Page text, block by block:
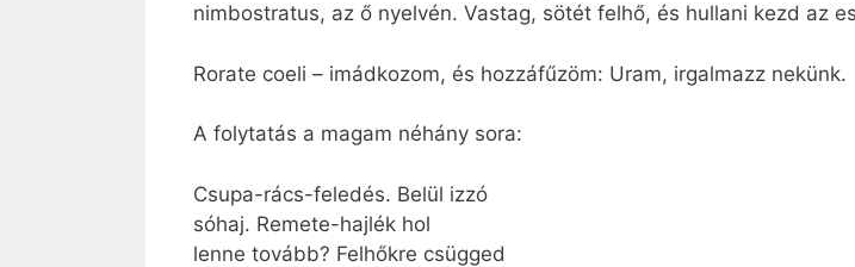
nimbostratus, az ő nyelvén. Vastag, sötét felhő, és hullani kezd az
Rorate coeli – imádkozom, és hozzáfűzöm: Uram, irgalmazz nekünk.
A folytatás a magam néhány sora:
Csupa-rács-feledés. Belül izzó
sóhaj. Remete-hajlék hol
lenne tovább? Felhőkre csügged